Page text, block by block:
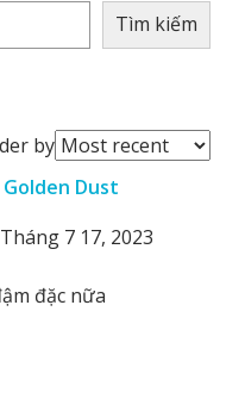
Tìm kiếm
byOrder
by
Dust
Tháng 7 17, 2023
đặc nữa